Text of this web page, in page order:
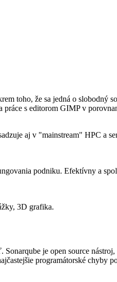
toho, že sa jedná o slobodný
s editorom GIMP v
aj v "mainstream" HPC a
podniku. Efektívny a
3D grafika.
je open source
programátorské chyby